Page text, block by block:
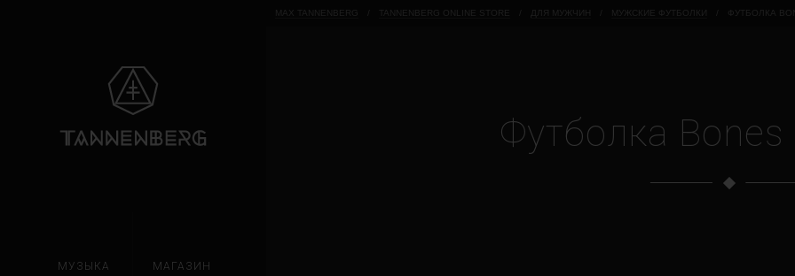
MAX TANNENBERG TANNENBERG ONLINE STORE ДЛЯ МУЖЧИН МУЖСКИЕ ФУТБОЛКИ ФУТБОЛКА
Футболка
МУЗЫКА МАГАЗИН